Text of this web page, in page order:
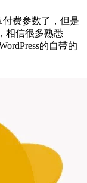
费参数了，但是
相信很多熟悉
的自带的